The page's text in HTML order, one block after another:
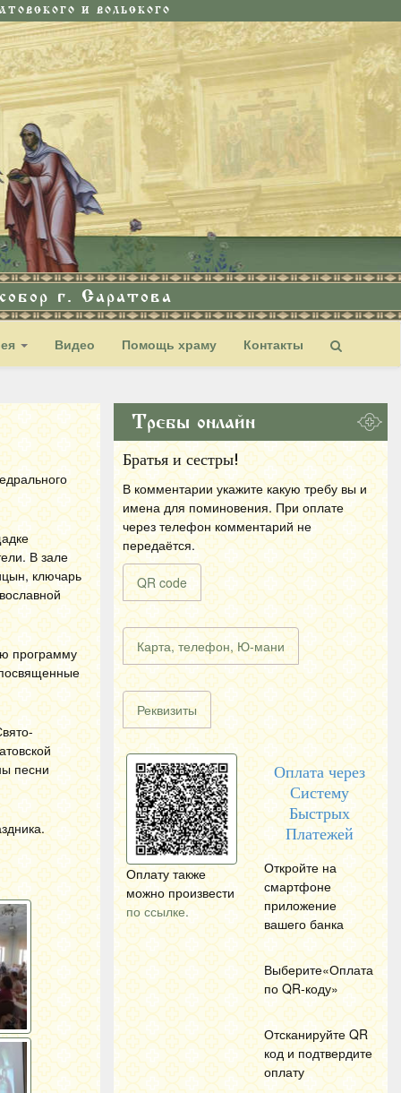
И ВОЛЬСКОГО
г. Саратова
Видео Помощь храму Контакты
В зале
ключарь
программу
песни
Требы онлайн
Братья и сестры!
В комментарии укажите какую требу вы и
имена для поминовения. При оплате
через телефон комментарий не
передаётся.
QR code
Карта, телефон, Ю-мани
Реквизиты
Оплату также
можно произвести
по ссылке.
Оплата через
Систему
Быстрых
Платежей
Откройте на
смартфоне
приложение
вашего банка
Выберите«Оплата
по QR-коду»
Отсканируйте QR
код и подтвердите
оплату